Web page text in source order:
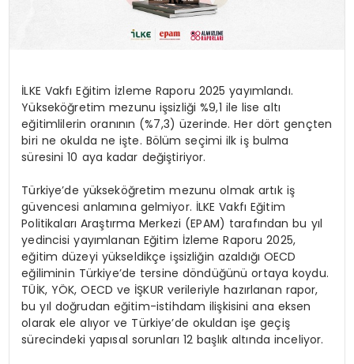
İLKE Vakfı Eğitim İzleme Raporu 2025 yayımlandı.
Yükseköğretim mezunu işsizliği %9,1 ile lise altı
eğitimlilerin oranının (%7,3) üzerinde. Her dört gençten
biri ne okulda ne işte. Bölüm seçimi ilk iş bulma
süresini 10 aya kadar değiştiriyor.
Türkiye’de yükseköğretim mezunu olmak artık iş
güvencesi anlamına gelmiyor. İLKE Vakfı Eğitim
Politikaları Araştırma Merkezi (EPAM) tarafından bu yıl
yedincisi yayımlanan Eğitim İzleme Raporu 2025,
eğitim düzeyi yükseldikçe işsizliğin azaldığı OECD
eğiliminin Türkiye’de tersine döndüğünü ortaya koydu.
TÜİK, YÖK, OECD ve İŞKUR verileriyle hazırlanan rapor,
bu yıl doğrudan eğitim-istihdam ilişkisini ana eksen
olarak ele alıyor ve Türkiye’de okuldan işe geçiş
sürecindeki yapısal sorunları 12 başlık altında inceliyor.